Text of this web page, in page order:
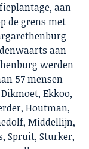
aan
de grens met
aan
werden
57 mensen
Ekkoo,
Houtman,
Middellijn,
Spruit, Sturker,